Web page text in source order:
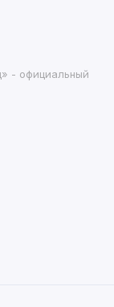
- официальный